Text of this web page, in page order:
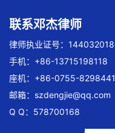
联系邓杰律师
律师执业证号：
手机：+86-13715198118
座机：+86-0755-
邮箱： szdengjie@qq.com
Q Q：578700168